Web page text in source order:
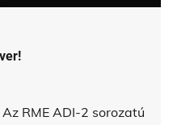
RME ADI-2 sorozatú